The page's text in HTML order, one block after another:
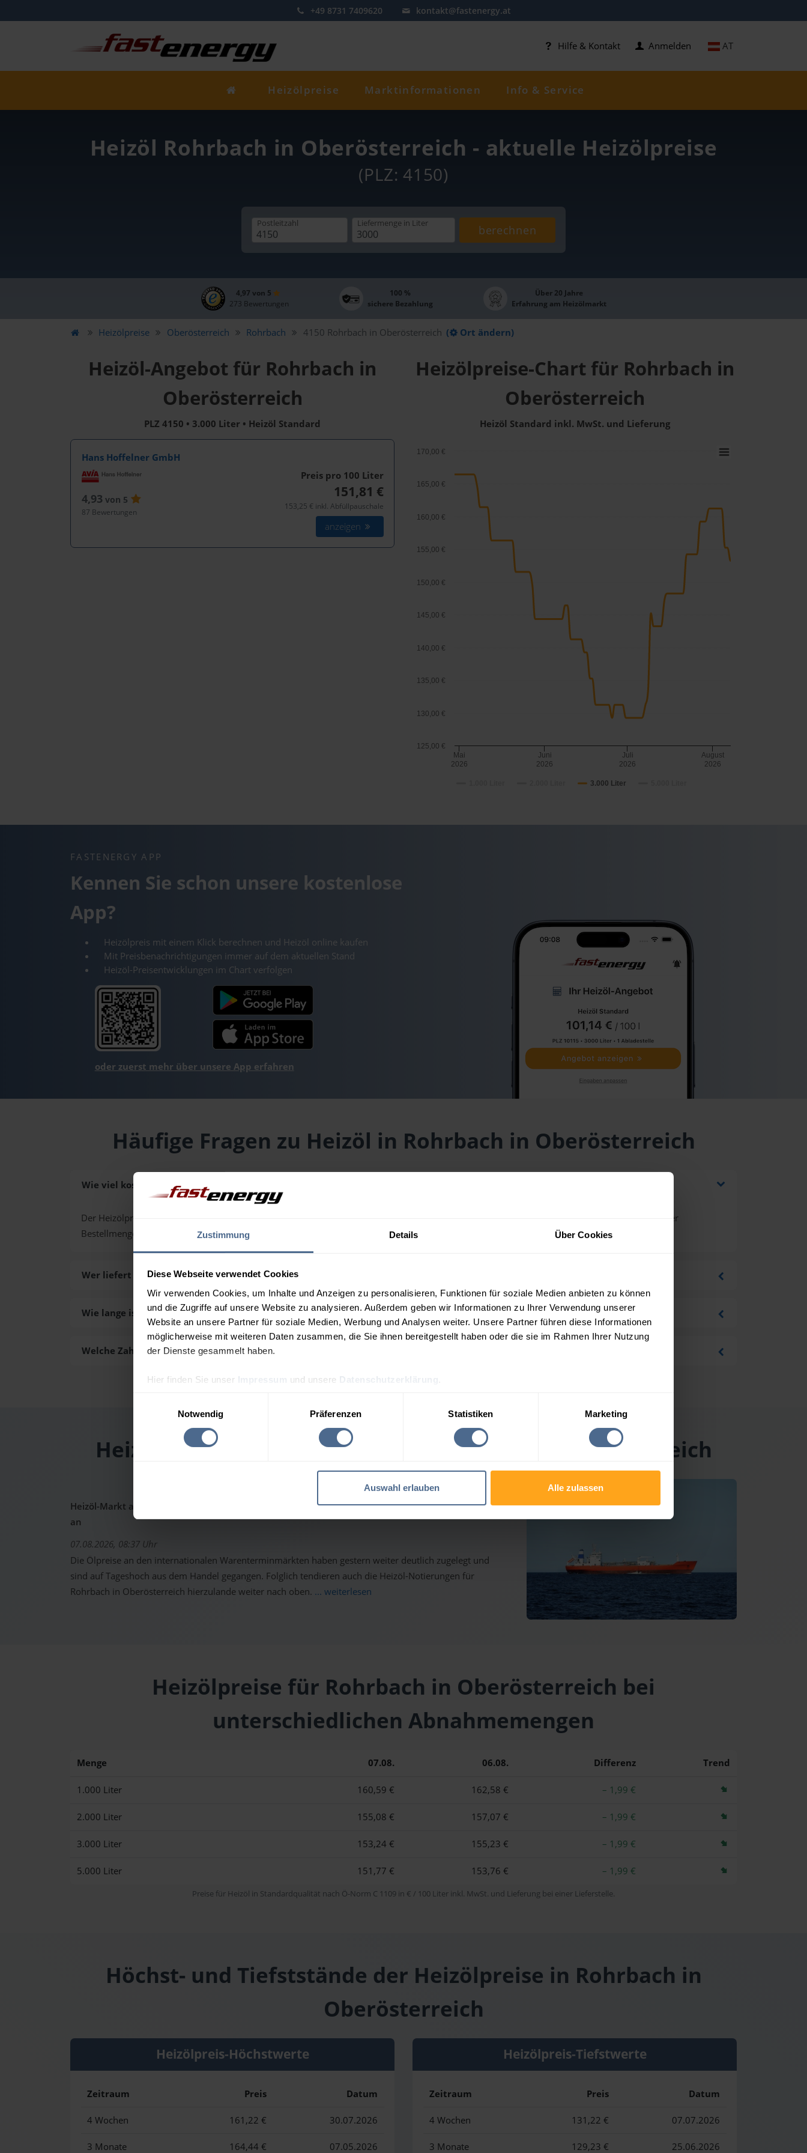
Zustimmung Details Über Cookies
Diese Webseite verwendet Cookies
Wir verwenden Cookies, um Inhalte und Anzeigen zu personalisieren, Funktionen für soziale Medien anbieten zu können
und die Zugriffe auf unsere Website zu analysieren. Außerdem geben wir Informationen zu Ihrer Verwendung unserer
Website an unsere Partner für soziale Medien, Werbung und Analysen weiter. Unsere Partner führen diese Informationen
möglicherweise mit weiteren Daten zusammen, die Sie ihnen bereitgestellt haben oder die sie im Rahmen Ihrer Nutzung
der Dienste gesammelt haben.
Hier finden Sie unser Impressum und unsere Datenschutzerklärung
Notwendig
Präferenzen Statistiken Marketing
Auswahl erlauben Alle zulassen
+49 8731 7409620 kontakt@fastenergy.at
AT
Hilfe & Kontakt Anmelden
Heizölpreise Marktinformationen Info & Service
Heizöl Rohrbach in Oberösterreich - aktuelle Heizölpreise
(PLZ: 4150)
Postleitzahl Liefermenge in Liter berechnen
4,97 von 5
273 Bewertungen
100 %
sichere Bezahlung
Über 20 Jahre
Erfahrung am Heizölmarkt
Heizölpreise Oberösterreich Rohrbach 4150 Rohrbach in Oberösterreich ( Ort ändern)
Heizöl-Angebot für Rohrbach in
Oberösterreich
PLZ 4150 • 3.000 Liter • Heizöl Standard
Hans Hoffelner GmbH
4,93 von 5
87 Bewertungen
Preis pro 100 Liter
151,81 €
153,25 € inkl. Abfüllpauschale
anzeigen
Heizölpreise-Chart für Rohrbach in
Oberösterreich
Heizöl Standard inkl. MwSt. und Lieferung
3.000 Liter
Mai
2026
Juni
2026
Juli
2026
August
2026
125,00 €
130,00 €
135,00 €
140,00 €
145,00 €
150,00 €
155,00 €
160,00 €
165,00 €
170,00 €
FASTENERGY APP
Kennen Sie schon unsere kostenlose
App?
Heizölpreis mit einem Klick berechnen und Heizöl online kaufen
Mit Preisbenachrichtigungen immer auf dem aktuellen Stand
Heizöl-Preisentwicklungen im Chart verfolgen
oder zuerst mehr über unsere App erfahren
Häufige Fragen zu Heizöl in Rohrbach in Oberösterreich
Wie viel kostet Heizöl in Rohrbach in Oberösterreich aktuell?
Der Heizölpreis in Rohrbach in Oberösterreich (PLZ 4150) liegt aktuell bei
inklusive Lieferung und Mehrwertsteuer bei einer
Bestellmenge von 3.000 Liter. Den exakten Preis für Ihre Wunschmenge erhalten Sie über unseren
Wer liefert das Heizöl in Rohrbach in Oberösterreich aus?
Wie lange ist die Lieferzeit des Heizöls in Rohrbach in Oberösterreich?
Welche Zahlungsarten gibt es?
Heizölpreis-Tagesprognose für Rohrbach in Oberösterreich
Heizöl-Markt aktuell: Ölpreise schon wieder auf dem Weg nach oben - Heizölpreise ziehen ebenfalls
an
07.08.2026, 08:37 Uhr
Die Ölpreise an den internationalen Warenterminmärkten haben gestern weiter deutlich zugelegt und
sind auf Tageshoch aus dem Handel gegangen. Folglich tendieren auch die Heizöl-Notierungen für
Rohrbach in Oberösterreich hierzulande weiter nach oben. ... weiterlesen
Heizölpreise für Rohrbach in Oberösterreich bei
unterschiedlichen Abnahmemengen
Menge 07.08. 06.08. Differenz Trend
1.000 Liter 160,59 € 162,58 € – 1,99 €
2.000 Liter 155,08 € 157,07 € – 1,99 €
3.000 Liter 153,24 € 155,23 € – 1,99 €
5.000 Liter 151,77 € 153,76 € – 1,99 €
Preise für Heizöl in Standardqualität nach Ö-Norm C 1109 in € / 100 Liter inkl. MwSt. und Lieferung bei einer Lieferstelle.
Höchst- und Tiefststände der Heizölpreise in Rohrbach in
Oberösterreich
Heizölpreis-Höchstwerte
Zeitraum Preis Datum
4 Wochen 161,22 € 30.07.2026
3 Monate 164,44 € 07.05.2026
Heizölpreis-Tiefstwerte
Zeitraum Preis Datum
4 Wochen 131,22 € 07.07.2026
3 Monate 129,23 € 25.06.2026